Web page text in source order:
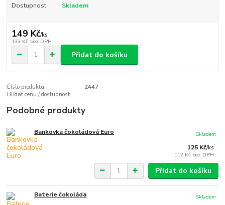
Dostupnost Skladem
149 Kč/ks
133 Kč bez DPH
Přidat do košíku
Číslo produktu:
2447
Hlídat cenu / dostupnost
Podobné produkty
Bankovka čokoládová Euro
125 Kč/ks
112 Kč bez DPH
Skladem
Přidat do košíku
Baterie čokoláda
Skladem